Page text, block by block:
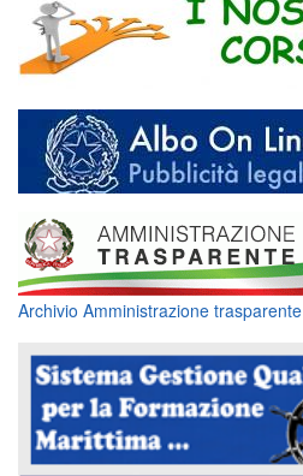
Archivio Amministrazione trasparente